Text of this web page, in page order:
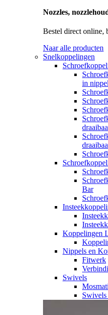
Nozzles,
Bestel direct online,
Naar alle producten
Snelkoppelingen
in
Bar
Koppelingen
Nippels en
Fitwerk
Swivels
Swivels